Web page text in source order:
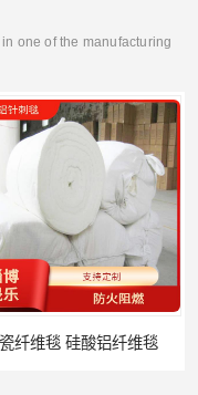
one of the manufacturing
维毯